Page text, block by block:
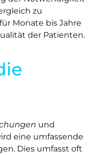
zu
Monate bis Jahre
der Patienten.
und
eine umfassende
Dies umfasst oft